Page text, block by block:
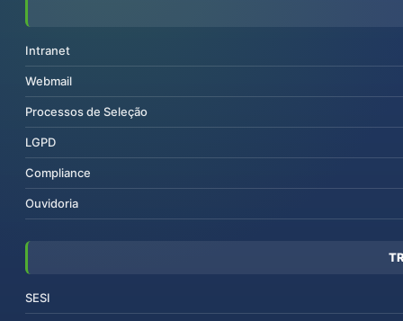
Intranet
Webmail
Processos de Seleção
LGPD
Compliance
Ouvidoria
SESI